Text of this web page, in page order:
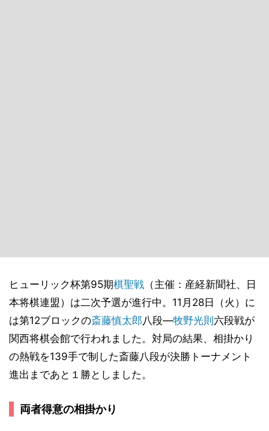
ヒューリック杯第95期棋聖戦 （主催：産経新聞社、日
本将棋連盟）は二次予選が進行中。11月28日（火）に
は第12ブロックの斎藤慎太郎八段―牧野光則 六段戦が
関西将棋会館で行われました。対局の結果、相掛かり
の熱戦を139手で制した斎藤八段が決勝トーナメント
進出まであと１勝としました。
両者得意の相掛かり